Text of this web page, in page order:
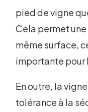
pied de vigne
Cela permet
même surface,
importante pour
En outre, la
tolérance à la